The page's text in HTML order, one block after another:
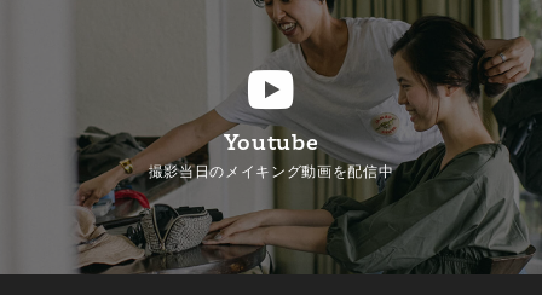
Youtube
撮影当日のメイキング動画を配信中